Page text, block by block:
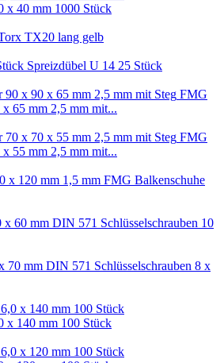
x 40 mm 1000 Stück
TX20 lang gelb
Spreizdübel U 14 25 Stück
FMG
65 mm 2,5 mm mit...
FMG
55 mm 2,5 mm mit...
FMG Balkenschuhe
Schlüsselschrauben 10
Schlüsselschrauben 8 x
x 140 mm 100 Stück